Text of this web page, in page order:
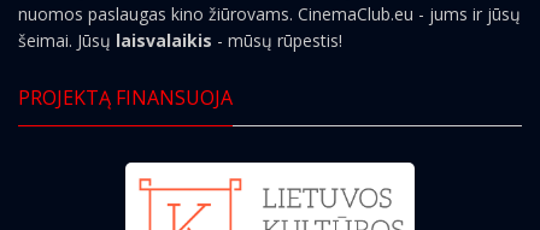
nuomos paslaugas kino žiūrovams. CinemaClub.eu - jums ir jūsų
šeimai. Jūsų laisvalaikis - mūsų rūpestis!
PROJEKTĄ FINANSUOJA